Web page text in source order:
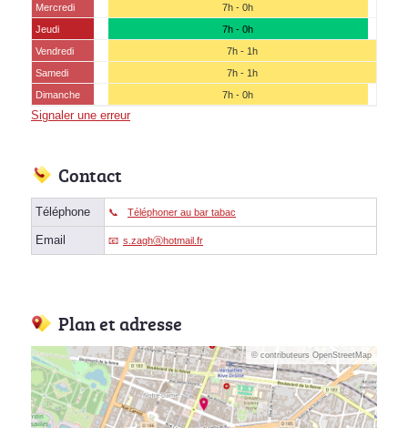
Mercredi
7h - 0h
Jeudi
7h - 0h
Vendredi
7h - 1h
Samedi
7h - 1h
Dimanche
7h - 0h
Signaler une erreur
Contact
Téléphone Téléphoner au bar tabac
Email s.zaghⓐhotmail.fr
Plan et adresse
© contributeurs OpenStreetMap